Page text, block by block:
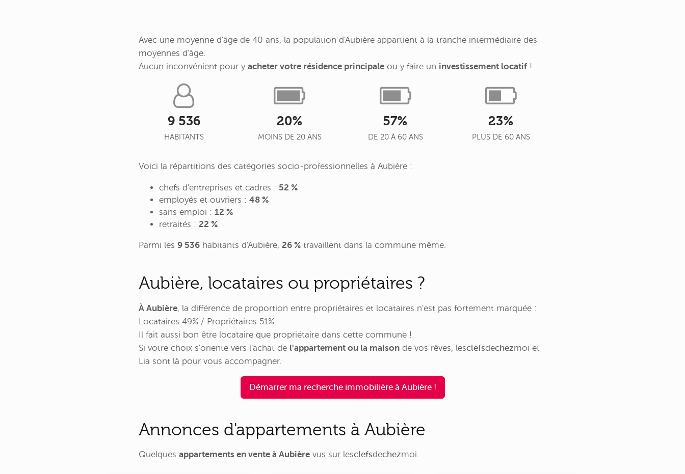
Avec une moyenne d'âge de 40 ans, la population d'Aubière appartient à la tranche intermédiaire des
moyennes d'âge.
Aucun inconvénient pour y acheter votre résidence principale ou y faire un investissement locatif !
9 536
HABITANTS
20%
MOINS DE 20 ANS
57%
DE 20 À 60 ANS
23%
PLUS DE 60 ANS
Voici la répartitions des catégories socio-professionnelles à Aubière :
chefs d'entreprises et cadres : 52 %
employés et ouvriers : 48 %
sans emploi : 12 %
retraités : 22 %
Parmi les 9 536 habitants d'Aubière, 26 % travaillent dans la commune même.
Aubière, locataires ou propriétaires ?
À Aubière , la différence de proportion entre propriétaires et locataires n'est pas fortement marquée :
Locataires 49% / Propriétaires 51%.
Il fait aussi bon être locataire que propriétaire dans cette commune !
Si votre choix s'oriente vers l'achat de l'appartement ou la maison de vos rêves, lesclefsdechezmoi et
Lia sont là pour vous accompagner.
Démarrer ma recherche immobilière à Aubière !
Annonces d'appartements à Aubière
Quelques appartements en vente à Aubière vus sur lesclefsdechezmoi.